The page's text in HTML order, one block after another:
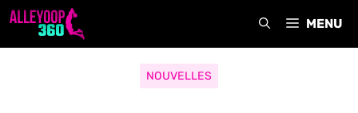
Aller
MENU
NOUVELLES